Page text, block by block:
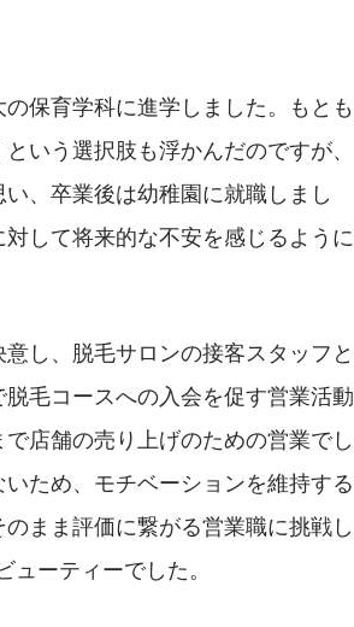
保育学科に進学しました。もとも
いう選択肢も浮かんだのですが、
、卒業後は幼稚園に就職しまし
して将来的な不安を感じるように
し、脱毛サロンの接客スタッフと
毛コースへの入会を促す営業活動
店舗の売り上げのための営業でし
ため、モチベーションを維持する
まま評価に繋がる営業職に挑戦し
ーティーでした。